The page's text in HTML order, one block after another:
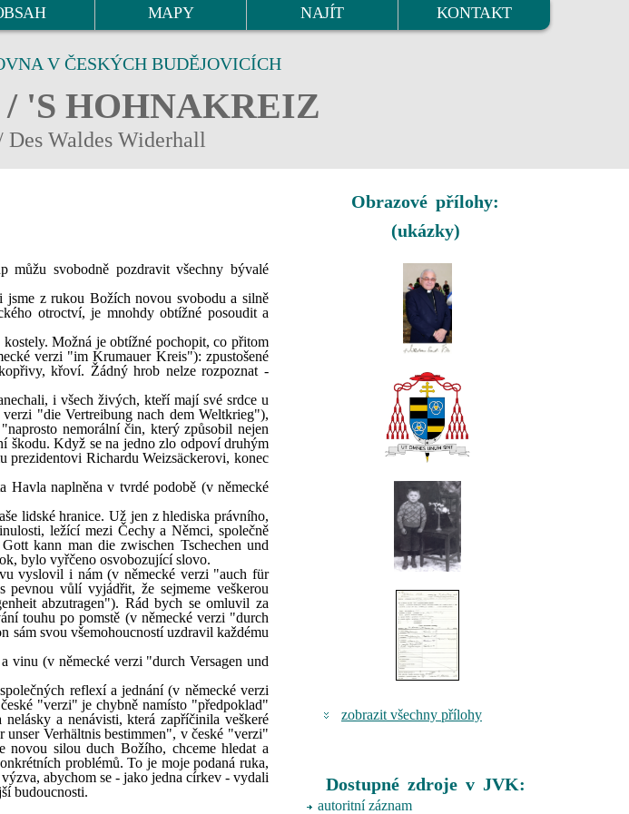
MAPY NAJÍT KONTAKT
V ČESKÝCH BUDĚJOVICÍCH
'S HOHNAKREIZ
Des Waldes Widerhall
můžu svobodně pozdravit všechny bývalé
z rukou Božích novou svobodu a silně
otroctví, je mnohdy obtížné posoudit a
Možná je obtížné pochopit, co přitom
verzi "im Krumauer Kreis"): zpustošené
křoví. Žádný hrob nelze rozpoznat -
i všech živých, kteří mají své srdce u
"die Vertreibung nach dem Weltkrieg"),
nemorální čin, který způsobil nejen
škodu. Když se na jedno zlo odpoví druhým
prezidentovi Richardu Weizsäckerovi, konec
Havla naplněna v tvrdé podobě (v německé
lidské hranice. Už jen z hlediska právního,
ležící mezi Čechy a Němci, společně
kann man die zwischen Tschechen und
bylo vyřčeno osvobozující slovo.
vyslovil i nám (v německé verzi "auch für
vůlí vyjádřit, že sejmeme veškerou
abzutragen"). Rád bych se omluvil za
touhu po pomstě (v německé verzi "durch
sám svou všemohoucností uzdravil každému
vinu (v německé verzi "durch Versagen und
reflexí a jednání (v německé verzi
"verzi" je chybně namísto "předpoklad"
a nenávisti, která zapříčinila veškeré
Verhältnis bestimmen", v české "verzi"
novou silou duch Božího, chceme hledat a
problémů. To je moje podaná ruka,
abychom se - jako jedna církev - vydali
budoucnosti.
Obrazové přílohy:
(ukázky)
zobrazit všechny přílohy
Dostupné zdroje v JVK:
autoritní záznam